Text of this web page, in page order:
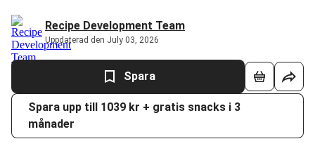
Recipe Development Team
Uppdaterad den July 03, 2026
Spara
Spara upp till 1039 kr + gratis snacks i 3
månader